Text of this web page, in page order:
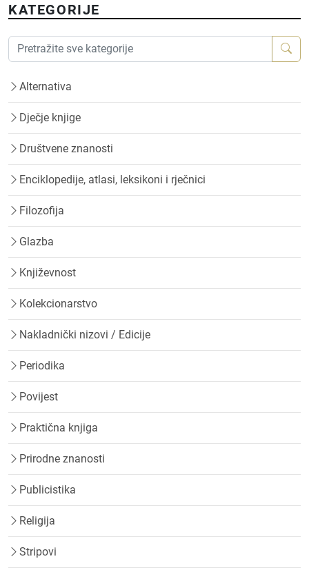
KATEGORIJE
Alternativa
Dječje knjige
Društvene znanosti
Enciklopedije, atlasi, leksikoni i rječnici
Filozofija
Glazba
Književnost
Kolekcionarstvo
Nakladnički nizovi / Edicije
Periodika
Povijest
Praktična knjiga
Prirodne znanosti
Publicistika
Religija
Stripovi